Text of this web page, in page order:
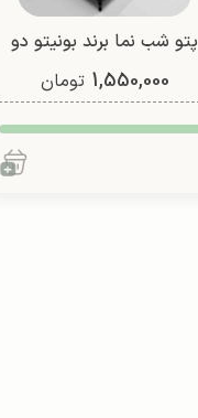
پتو شب نما برند بونیتو دو
نفره (طرح 4)
1,550,000 تومان